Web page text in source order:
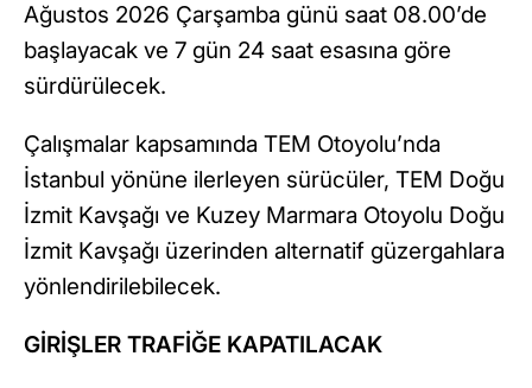
Ağustos 2026 Çarşamba günü saat 08.00’de
başlayacak ve 7 gün 24 saat esasına göre
sürdürülecek.
Çalışmalar kapsamında TEM Otoyolu’nda
İstanbul yönüne ilerleyen sürücüler, TEM Doğu
İzmit Kavşağı ve Kuzey Marmara Otoyolu Doğu
İzmit Kavşağı üzerinden alternatif güzergahlara
yönlendirilebilecek.
GİRİŞLER TRAFİĞE KAPATILACAK